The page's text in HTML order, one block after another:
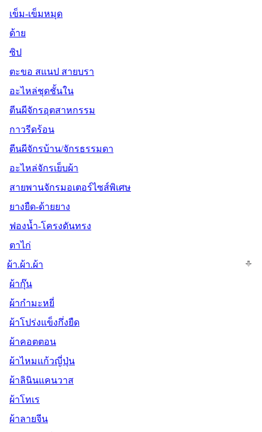
เข็ม-เข็มหมุด
ด้าย
ซิป
ตะขอ สแนป สายบรา
อะไหล่ชุดชั้นใน
ตีนผีจักรอุตสาหกรรม
กาวรีดร้อน
ตีนผีจักรบ้าน/จักรธรรมดา
อะไหล่จักรเย็บผ้า
สายพานจักรมอเตอร์ไซส์พิเศษ
ยางยืด-ด้ายยาง
ฟองน้ำ-โครงดันทรง
ตาไก่
ผ้า.ผ้า.ผ้า
ผ้ากุ๊น
ผ้ากำมะหยี่
ผ้าโปร่งแข็งกึ่งยืด
ผ้าคอตตอน
ผ้าไหมแก้วญี่ปุ่น
ผ้าลินินแคนวาส
ผ้าโทเร
ผ้าลายจีน